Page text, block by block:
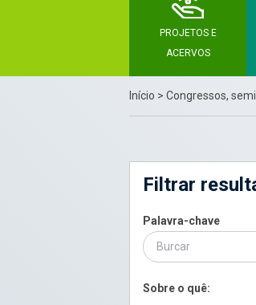
PROJETOS E
ACERVOS
Início >Congressos,
Filtrar
Palavra-chave
Sobre o quê: